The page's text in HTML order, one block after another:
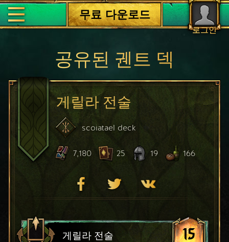
로그인
무료 다운로드
공유된 궨트 덱
게릴라 전술
scoiatael deck
7,180 25 19 166
게릴라 전술 15